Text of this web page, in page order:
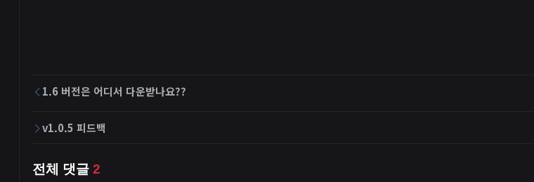
1.6 버전은 어디서 다운받나요??
v1.0.5 피드백
전체 댓글 2